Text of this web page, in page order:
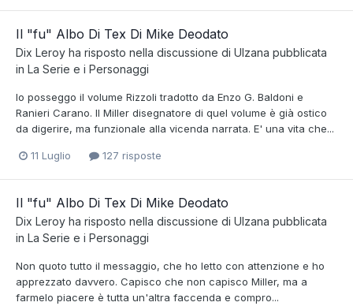
Il "fu" Albo Di Tex Di Mike Deodato
Dix Leroy ha risposto nella discussione di Ulzana pubblicata
in La Serie e i Personaggi
Io posseggo il volume Rizzoli tradotto da Enzo G. Baldoni e
Ranieri Carano. Il Miller disegnatore di quel volume è già ostico
da digerire, ma funzionale alla vicenda narrata. E' una vita che...
11 Luglio 127 risposte
Il "fu" Albo Di Tex Di Mike Deodato
Dix Leroy ha risposto nella discussione di Ulzana pubblicata
in La Serie e i Personaggi
Non quoto tutto il messaggio, che ho letto con attenzione e ho
apprezzato davvero. Capisco che non capisco Miller, ma a
farmelo piacere è tutta un'altra faccenda e compro...